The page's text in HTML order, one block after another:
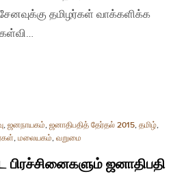
தமிழர்கள் வாக்களிக்க
, ஜனநாயகம், ஜனாதிபதித் தேர்தல் 2015, தமிழ்,
, மலையகம், வறுமை
ஜனாதிபதி